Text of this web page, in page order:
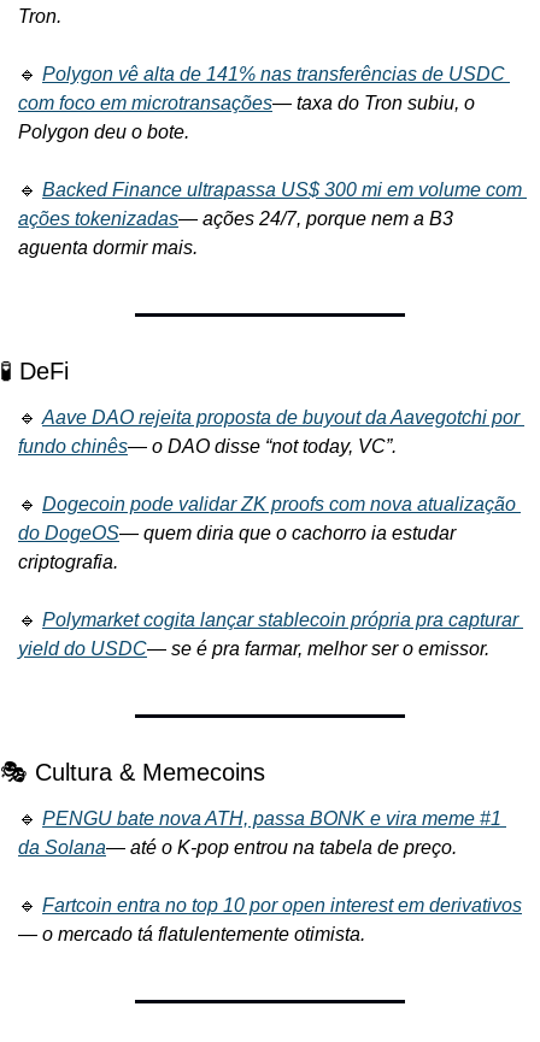
Tron.
🔹 Polygon vê alta de 141% nas transferências de USDC
com foco em microtransações— taxa do Tron subiu, o
Polygon deu o bote.
🔹 Backed Finance ultrapassa US$ 300 mi em volume com
ações tokenizadas— ações 24/7, porque nem a B3
aguenta dormir mais.
🧪 DeFi
🔹 Aave DAO rejeita proposta de buyout da Aavegotchi por
fundo chinês— o DAO disse “not today, VC”.
🔹 Dogecoin pode validar ZK proofs com nova atualização
do DogeOS— quem diria que o cachorro ia estudar
criptografia.
🔹 Polymarket cogita lançar stablecoin própria pra capturar
yield do USDC— se é pra farmar, melhor ser o emissor.
🎭 Cultura & Memecoins
🔹 PENGU bate nova ATH, passa BONK e vira meme #1
da Solana— até o K-pop entrou na tabela de preço.
🔹 Fartcoin entra no top 10 por open interest em derivativos
— o mercado tá flatulentemente otimista.